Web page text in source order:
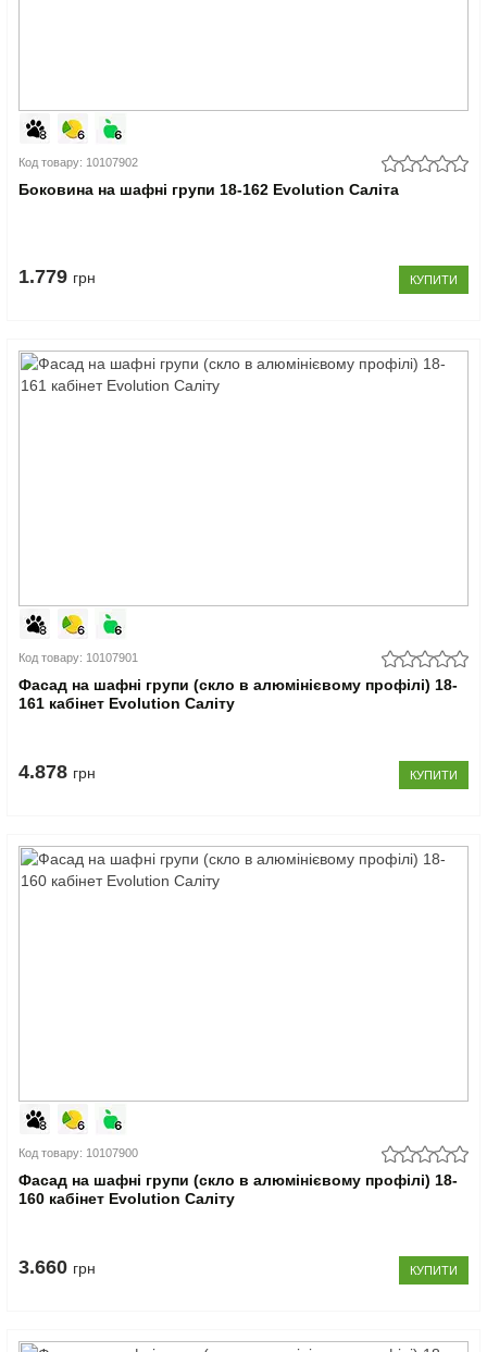
Код товару: 10107902
Боковина на шафні групи 18-162 Evolution Саліта
1.779 грн КУПИТИ
Код товару: 10107901
Фасад на шафні групи (скло в алюмінієвому профілі) 18-
161 кабінет Evolution Саліту
4.878 грн КУПИТИ
Код товару: 10107900
Фасад на шафні групи (скло в алюмінієвому профілі) 18-
160 кабінет Evolution Саліту
3.660 грн КУПИТИ